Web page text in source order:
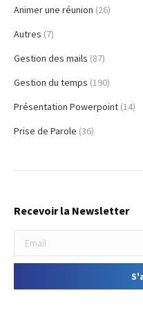
Animer une réunion (26)
Autres (7)
Gestion des mails (87)
Gestion du temps (190)
Présentation Powerpoint (14)
Prise de Parole (36)
Recevoir la Newsletter